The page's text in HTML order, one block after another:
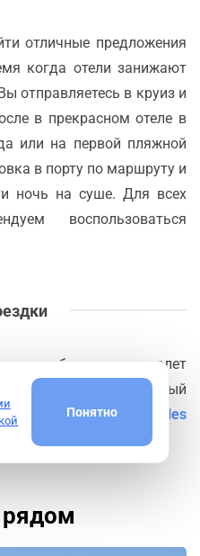
отличные предложения
когда отели занижают
отправляетесь в круиз и
в прекрасном отеле в
или на первой пляжной
в порту по маршруту и
ночь на суше. Для всех
воспользоваться
билет на самолет
Самый
авиабилетов
Aviasales
Понятно